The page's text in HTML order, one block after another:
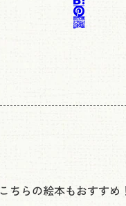
こちらの絵本もおすすめ